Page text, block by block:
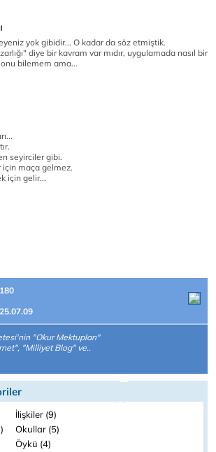
yok gibidir... O kadar da söz etmiştik.
diye bir kavram var mıdır, uygulamada nasıl bir
bilemem ama...
seyirciler gibi.
maça gelmez.
için gelir...
"Okur Mektupları"
"Milliyet Blog" ve..
İlişkiler (9)
Okullar (5)
Öykü (4)